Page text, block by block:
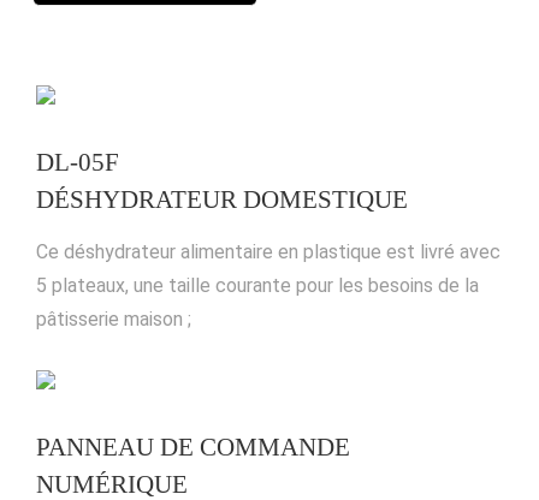
DL-05F
DÉSHYDRATEUR DOMESTIQUE
Ce déshydrateur alimentaire en plastique est livré avec
5 plateaux, une taille courante pour les besoins de la
pâtisserie maison ;
PANNEAU DE COMMANDE
NUMÉRIQUE